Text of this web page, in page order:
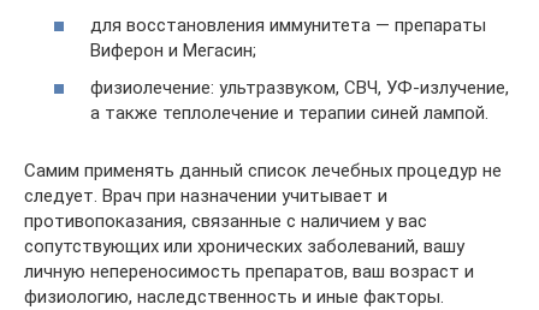
для восстановления иммунитета — препараты
Виферон и Мегасин;
физиолечение: ультразвуком, СВЧ, УФ-излучение,
а также теплолечение и терапии синей лампой.
Самим применять данный список лечебных процедур не
следует. Врач при назначении учитывает и
противопоказания, связанные с наличием у вас
сопутствующих или хронических заболеваний, вашу
личную непереносимость препаратов, ваш возраст и
физиологию, наследственность и иные факторы.